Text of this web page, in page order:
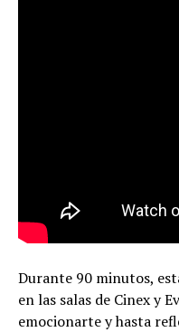
Durante 90 minutos,
en las salas de Cinex y
emocionarte y hasta